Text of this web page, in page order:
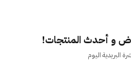
و أحدث المنتجات!
البريدية اليوم